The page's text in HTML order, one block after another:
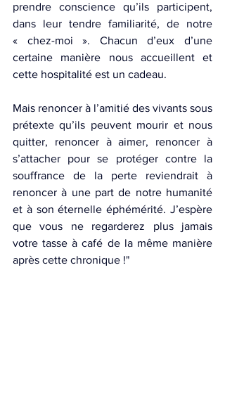
prendre conscience qu’ils participent,
dans leur tendre familiarité, de notre
« chez-moi ». Chacun d’eux d’une
certaine manière nous accueillent et
cette hospitalité est un cadeau.
Mais renoncer à l’amitié des vivants sous
prétexte qu’ils peuvent mourir et nous
quitter, renoncer à aimer, renoncer à
s’attacher pour se protéger contre la
souffrance de la perte reviendrait à
renoncer à une part de notre humanité
et à son éternelle éphémérité. J’espère
que vous ne regarderez plus jamais
votre tasse à café de la même manière
après cette chronique !"